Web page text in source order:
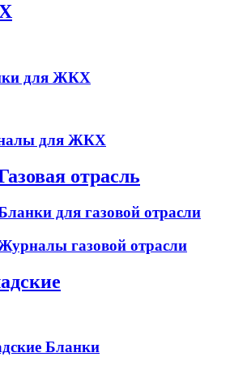
для ЖКХ
для ЖКХ
отрасль
для газовой отрасли
газовой отрасли
Бланки